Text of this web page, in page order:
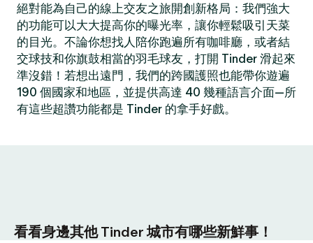
絕對能為自己的線上交友之旅開創新格局：我們強大
的功能可以大大提高你的曝光率，讓你輕鬆吸引天菜
的目光。不論你想找人陪你跑遍所有咖啡廳，或者結
交球技和你旗鼓相當的羽毛球友，打開 Tinder 滑起來
準沒錯！若想出遠門，我們的跨國護照也能帶你遊遍
190 個國家和地區，並提供高達 40 幾種語言介面—所
有這些超讚功能都是 Tinder 的拿手好戲。
看看身邊其他 Tinder 城市有哪些新鮮事！